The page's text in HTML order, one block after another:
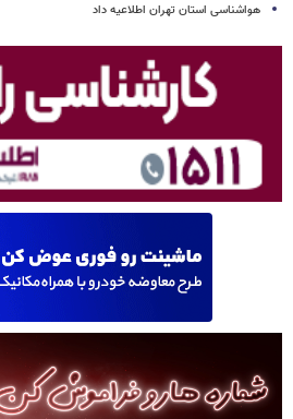
هواشناسی استان تهران اطلاعیه داد